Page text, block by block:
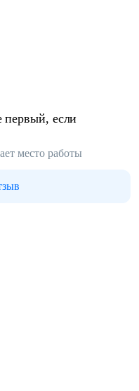
первый, если
место работы